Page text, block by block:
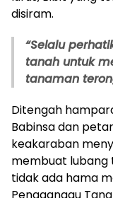
disiram.
“Selalu
tanah untuk
tanaman
Ditengah
Babinsa dan
keakaraban
membuat lubang
tidak ada hama
Pengganggu